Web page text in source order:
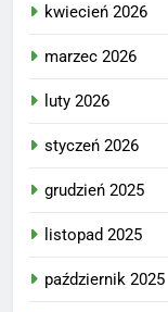
kwiecień 2026
marzec 2026
luty 2026
styczeń 2026
grudzień 2025
listopad 2025
październik 2025